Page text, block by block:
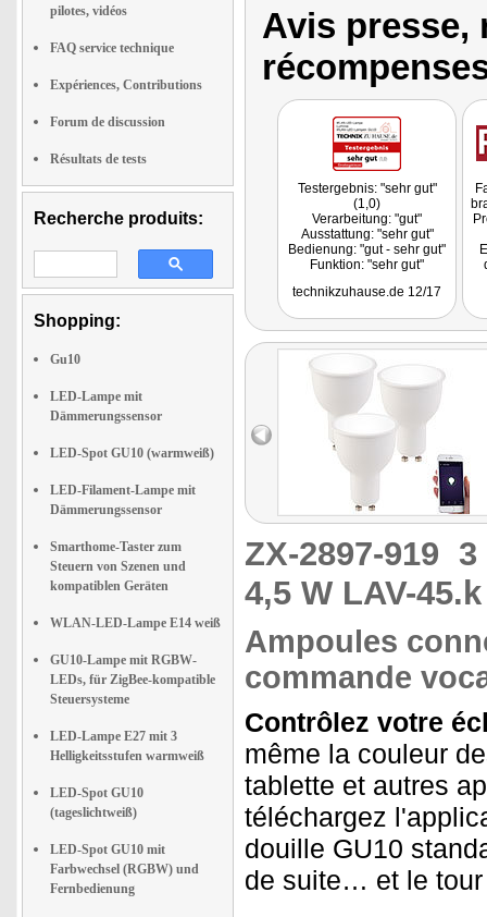
pilotes, vidéos
FAQ service technique
Expériences, Contributions
Forum de discussion
Résultats de tests
Recherche produits:
Shopping:
Gu10
LED-Lampe mit
Dämmerungssensor
LED-Spot GU10 (warmweiß)
LED-Filament-Lampe mit
Dämmerungssensor
Smarthome-Taster zum
Steuern von Szenen und
kompatiblen Geräten
WLAN-LED-Lampe E14 weiß
GU10-Lampe mit RGBW-
LEDs, für ZigBee-kompatible
Steuersysteme
LED-Lampe E27 mit 3
Helligkeitsstufen warmweiß
LED-Spot GU10
(tageslichtweiß)
LED-Spot GU10 mit
Farbwechsel (RGBW) und
Fernbedienung
Avis presse,
Testergebnis: "sehr gut"
(1,0)
Verarbeitung: "gut"
Ausstattung: "sehr gut"
Bedienung: "gut - sehr gut"
Funktion: "sehr gut"
Lampen haben sich im
technikzuhause.de 12/17
ZX-2897-919 3
4,5 W LAV-
Ampoules
commande
Contrôlez votre
même la couleur
tablette et autres
téléchargez
douille GU10
de suite… et le